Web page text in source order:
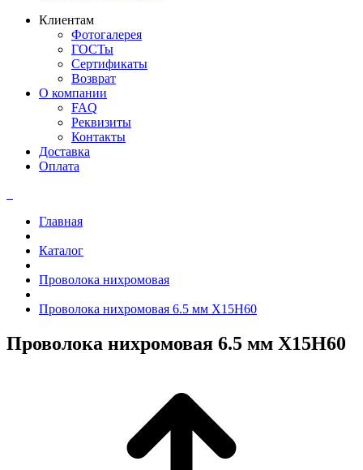
Клиентам
Фотогалерея
ГОСТы
Сертификаты
Возврат
О компании
FAQ
Реквизиты
Контакты
Доставка
Оплата
Главная
Каталог
Проволока нихромовая
Проволока нихромовая 6.5 мм Х15Н60
Проволока нихромовая 6.5 мм Х15Н60